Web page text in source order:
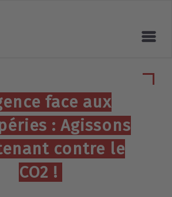
face aux
: Agissons
contre le
CO2 !